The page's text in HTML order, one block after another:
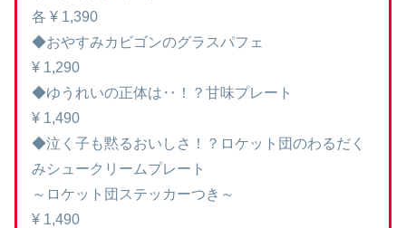
各 ¥ 1,390
◆おやすみカビゴンのグラスパフェ
¥ 1,290
◆ゆうれいの正体は‥！？甘味プレート
¥ 1,490
◆泣く子も黙るおいしさ！？ロケット団のわるだく
みシュークリームプレート
～ロケット団ステッカーつき～
¥ 1,490